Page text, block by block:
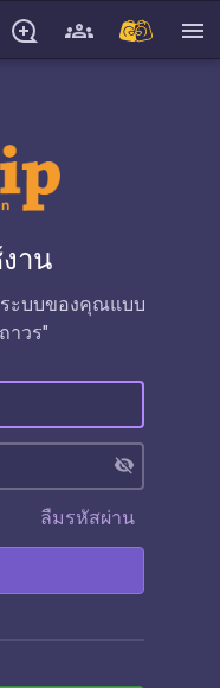
menu
าน
ระบบของคุณแบบ
าวร"
visibility_off
ลืมรหัสผ่าน